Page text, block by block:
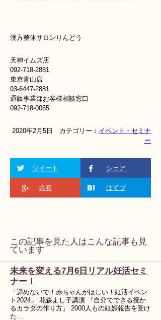
漢方整体サロンりんどう
天神イムズ店
092-718-2881
東京青山店
03-6447-2881
通販事業部お客様相談窓口
092-718-0055
2020年2月5日 カテゴリー： イベント・セミナ
ー
ツイート シェア
共有 はてブ
この記事を見た人はこんな記事も見
ています
未来を変える7月6日リアル妊活セミ
ナー！
「諦めないで！赤ちゃんがほしい！妊活イベン
ト2024」 花森よし子講演 『自分でできる授か
るカラダの作り方』 2000人もの妊娠報告を受け
た…